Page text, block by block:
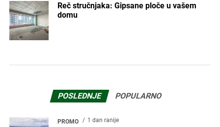
Reč stručnjaka: Gipsane ploče u vašem
domu
POSLEDNJE POPULARNO
PROMO 1 dan ranije